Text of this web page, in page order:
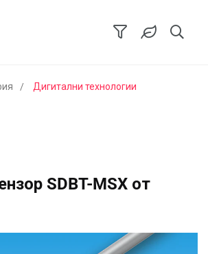
Дигитални технологии
SDBT-MSX от